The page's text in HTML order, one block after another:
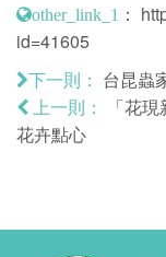
other_link_1 ：
id=41605
下一則： 台昆蟲
上一則：
「花
花卉點心